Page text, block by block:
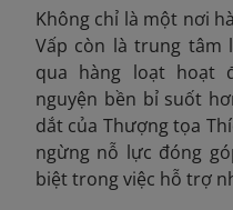
Không chỉ là một nơi
Vấp còn là trung tâm
qua hàng loạt hoạt
nguyện bền bỉ suốt
dắt của Thượng tọa
ngừng nỗ lực đóng
biệt trong việc hỗ trợ